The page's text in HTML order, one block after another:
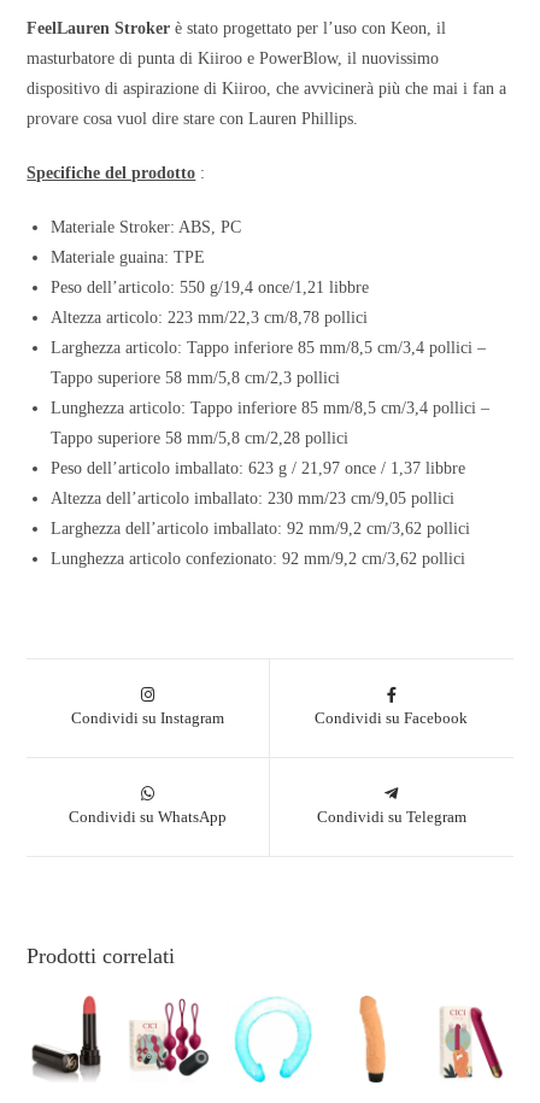
FeelLauren Stroker è stato progettato per l’uso con Keon, il
masturbatore di punta di Kiiroo e PowerBlow, il nuovissimo
dispositivo di aspirazione di Kiiroo, che avvicinerà più che mai i fan a
provare cosa vuol dire stare con Lauren Phillips.
Specifiche del prodotto :
Materiale Stroker: ABS, PC
Materiale guaina: TPE
Peso dell’articolo: 550 g/19,4 once/1,21 libbre
Altezza articolo: 223 mm/22,3 cm/8,78 pollici
Larghezza articolo: Tappo inferiore 85 mm/8,5 cm/3,4 pollici –
Tappo superiore 58 mm/5,8 cm/2,3 pollici
Lunghezza articolo: Tappo inferiore 85 mm/8,5 cm/3,4 pollici –
Tappo superiore 58 mm/5,8 cm/2,28 pollici
Peso dell’articolo imballato: 623 g / 21,97 once / 1,37 libbre
Altezza dell’articolo imballato: 230 mm/23 cm/9,05 pollici
Larghezza dell’articolo imballato: 92 mm/9,2 cm/3,62 pollici
Lunghezza articolo confezionato: 92 mm/9,2 cm/3,62 pollici
Condividi su Instagram Condividi su Facebook
Condividi su WhatsApp Condividi su Telegram
Prodotti correlati